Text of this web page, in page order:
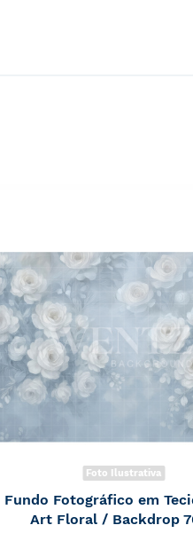
Foto Ilustrativa
Fundo Fotográfico em
Art Floral / Backdrop